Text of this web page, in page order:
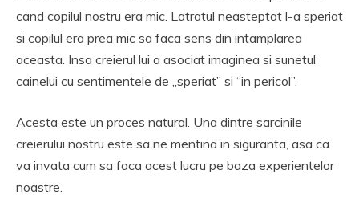
cand copilul nostru era mic. Latratul neasteptat l-a speriat
si copilul era prea mic sa faca sens din intamplarea
aceasta. Insa creierul lui a asociat imaginea si sunetul
cainelui cu sentimentele de „speriat” si “in pericol”.
Acesta este un proces natural. Una dintre sarcinile
creierului nostru este sa ne mentina in siguranta, asa ca
va invata cum sa faca acest lucru pe baza experientelor
noastre.